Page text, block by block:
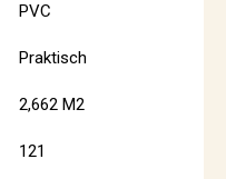
PVC
Praktisch
2,662 M2
121